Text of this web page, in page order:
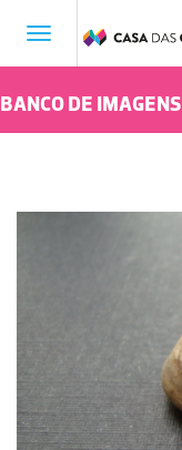
Toggle
BANCO DE IMAGENS